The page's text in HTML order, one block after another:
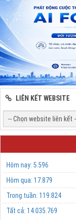
LIÊN KẾT WEBSITE
Hôm nay: 5.596
Hôm qua: 17.879
Trong tuần: 119.824
Tất cả: 14.035.769